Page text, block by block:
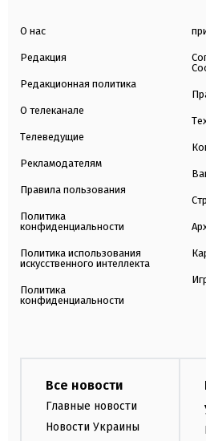
О нас
Редакция
Редакционная политика
О телеканале
Телеведущие
Рекламодателям
Правила пользования
Политика
конфиденциальности
Политика использования
искусственного интеллекта
Политика
конфиденциальности
Все новости
Главные новости
Новости Украины